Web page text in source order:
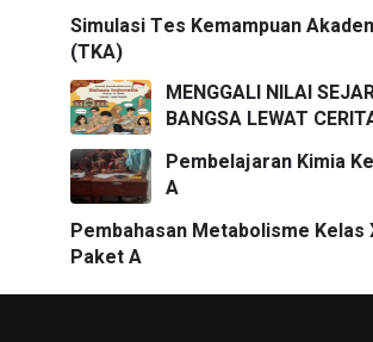
Simulasi Tes Kemampuan
(TKA)
MENGGALI NILAI
BANGSA LEWAT
Pembelajaran Kimia
A
Pembahasan Metabolisme Kelas
Paket A